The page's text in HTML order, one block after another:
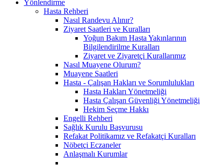
Yönlendirme
Hasta Rehberi
Nasıl Randevu Alınır?
Ziyaret Saatleri ve Kuralları
Yoğun Bakım Hasta Yakınlarının
Bilgilendirilme Kuralları
Ziyaret ve Ziyaretçi Kurallarımız
Nasıl Muayene Olurum?
Muayene Saatleri
Hasta - Çalışan Hakları ve Sorumlulukları
Hasta Hakları Yönetmeliği
Hasta Çalışan Güvenliği Yönetmeliği
Hekim Seçme Hakkı
Engelli Rehberi
Sağlık Kurulu Başvurusu
Refakat Politikamız ve Refakatçi Kuralları
Nöbetçi Eczaneler
Anlaşmalı Kurumlar